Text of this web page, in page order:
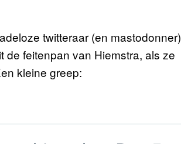
twitteraar (en mastodonner)
de feitenpan van Hiemstra, als ze
kleine greep: